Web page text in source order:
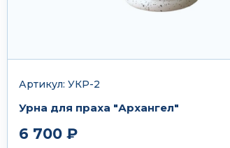
Артикул: УКР-2
Урна для праха "Архангел"
6 700 ₽